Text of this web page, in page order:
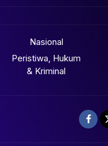
Nasional
Peristiwa, Hukum
& Kriminal